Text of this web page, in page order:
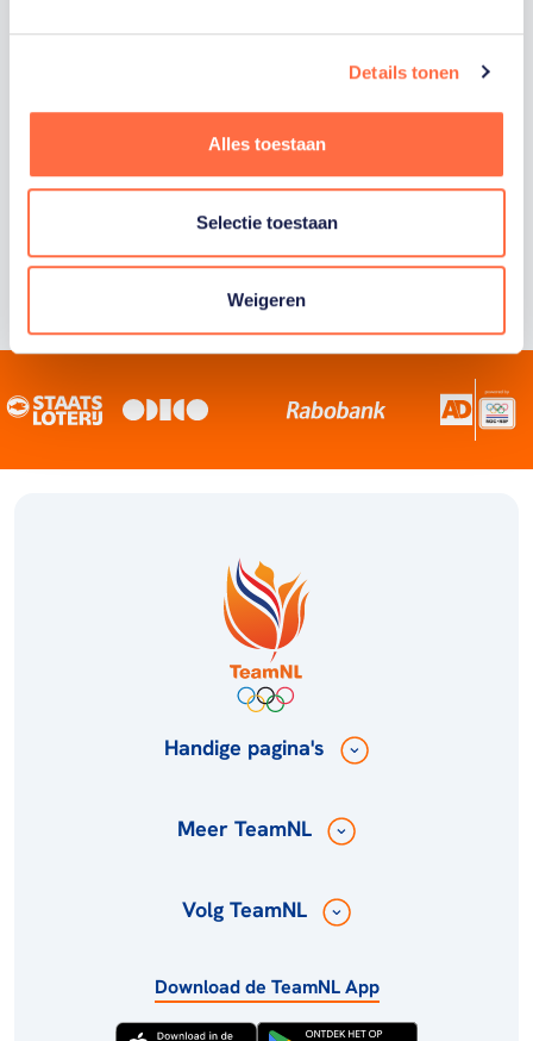
Details tonen
Alles toestaan
Selectie toestaan
Weigeren
sportiefste land van de wereld maken.
Handige pagina's
Meer TeamNL
Volg TeamNL
Download de TeamNL App